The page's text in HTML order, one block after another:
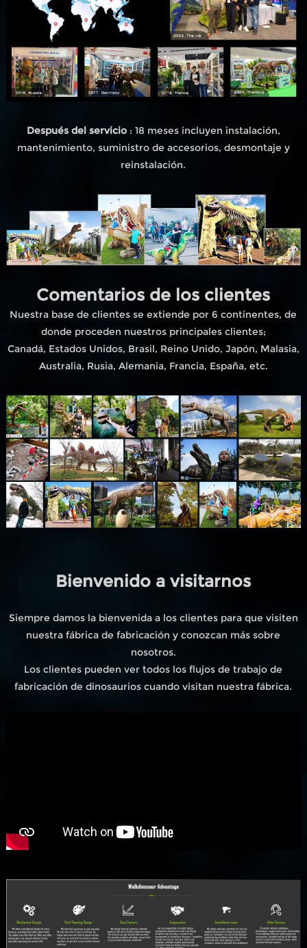
Después del servicio: 18 meses incluyen instalación,
mantenimiento, suministro de accesorios, desmontaje y
reinstalación.
Comentarios de los clientes
Nuestra base de clientes se extiende por 6 continentes, de
donde proceden nuestros principales clientes;
Canadá, Estados Unidos, Brasil, Reino Unido, Japón, Malasia,
Australia, Rusia, Alemania, Francia, España, etc.
Bienvenido a visitarnos
Siempre damos la bienvenida a los clientes para que visiten
nuestra fábrica de fabricación y conozcan más sobre
nosotros.
Los clientes pueden ver todos los flujos de trabajo de
fabricación de dinosaurios cuando visitan nuestra fábrica.